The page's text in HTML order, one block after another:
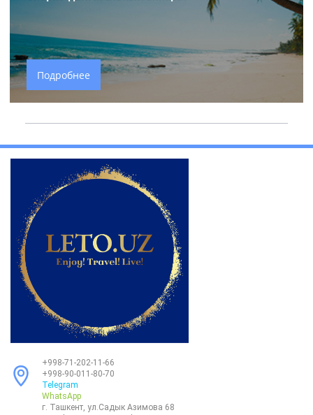
Подробнее
+998-71-202-11-66
+998-90-011-80-70
Telegram
WhatsApp
г. Ташкент, ул.Садык Азимова 68